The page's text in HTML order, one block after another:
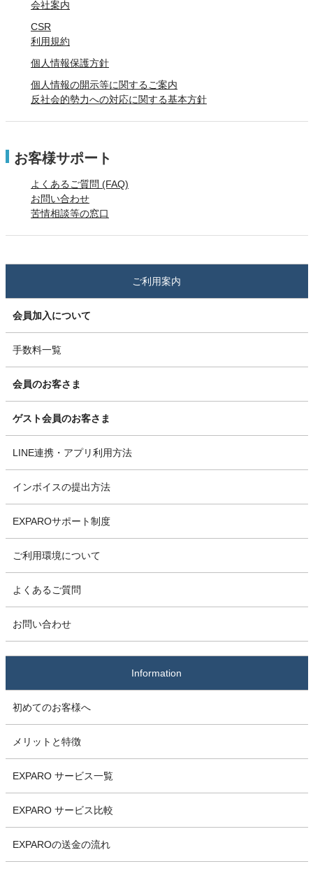
会社案内
CSR
利用規約
個人情報保護方針
個人情報の開示等に関するご案内
反社会的勢力への対応に関する基本方針
お客様サポート
よくあるご質問 (FAQ)
お問い合わせ
苦情相談等の窓口
ご利用案内
会員加入について
手数料一覧
会員のお客さま
ゲスト会員のお客さま
LINE連携・アプリ利用方法
インボイスの提出方法
EXPAROサポート制度
ご利用環境について
よくあるご質問
お問い合わせ
Information
初めてのお客様へ
メリットと特徴
EXPARO サービス一覧
EXPARO サービス比較
EXPAROの送金の流れ